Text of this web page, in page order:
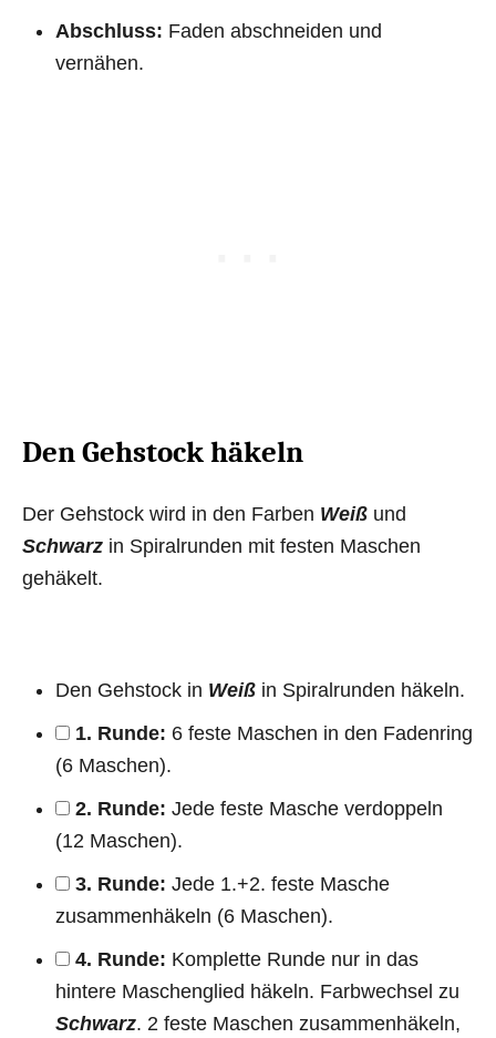
Abschluss: Faden abschneiden und
vernähen.
Den Gehstock häkeln
Der Gehstock wird in den Farben Weiß und
Schwarz in Spiralrunden mit festen Maschen
gehäkelt.
Den Gehstock in Weiß in Spiralrunden häkeln.
1. Runde: 6 feste Maschen in den Fadenring
(6 Maschen).
2. Runde: Jede feste Masche verdoppeln
(12 Maschen).
3. Runde: Jede 1.+2. feste Masche
zusammenhäkeln (6 Maschen).
4. Runde: Komplette Runde nur in das
hintere Maschenglied häkeln. Farbwechsel zu
Schwarz. 2 feste Maschen zusammenhäkeln,